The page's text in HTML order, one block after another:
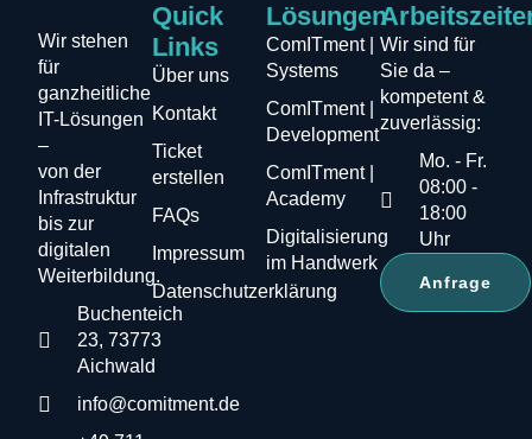
Wir stehen
für
ganzheitliche
IT-Lösungen
–
von der
Infrastruktur
bis zur
digitalen
Weiterbildung.
Buchenteich
23, 73773
Aichwald
info@comitment.de
Quick
Links
Über uns
Kontakt
Ticket
erstellen
FAQs
Impressum
Datenschutzerklärung
Lösungen
ComITment |
Systems
ComITment |
Development
ComITment |
Academy
Digitalisierung
im Handwerk
Wir sind für
Sie da –
kompetent &
zuverlässig:
Mo. - Fr.
08:00 -
18:00
Uhr
Anfrage